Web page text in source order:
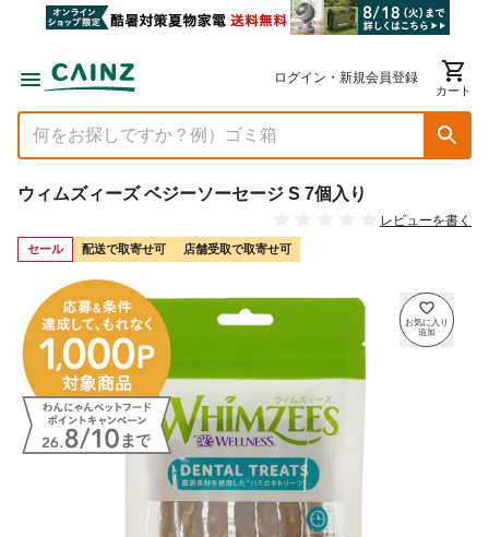
ログイン・新規会員登録
カート
ウィムズィーズ ベジーソーセージ S 7個入り
レビューを書く
セール 配送で取寄せ可 店舗受取で取寄せ可